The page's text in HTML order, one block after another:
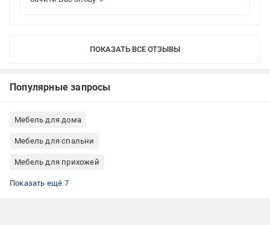
ПОКАЗАТЬ ВСЕ ОТЗЫВЫ
Популярные запросы
Мебель для дома
Мебель для спальни
Мебель для прихожей
Полки напольные
Полки фигурная
Полки для цветов
Полки для книг
Полки для игрушек
Полки для гостиной
Полки для прихожей
Показать ещё 7